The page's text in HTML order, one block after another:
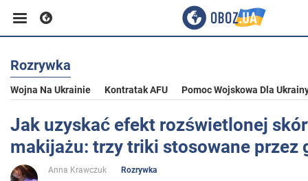
Biznes
Sport
Rozrywka
Rozrywka
Wojna Na Ukrainie Kontratak AFU Pomoc Wojskowa Dla
Jak uzyskać efekt rozświetlonej
makijażu: trzy triki stosowane przez
Anna Krawczuk
Rozrywka